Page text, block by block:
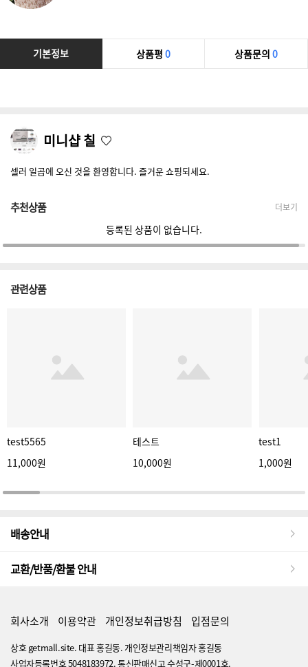
기본정보 상품평 0 상품문의 0
미니샵 칠
셀러 일곱에 오신 것을 환영합니다. 즐거운 쇼핑되세요.
추천상품 더보기
등록된 상품이 없습니다.
관련상품
test5565
11,000원
테스트
10,000원
test1
1,000원
배송안내
교환/반품/환불 안내
회사소개 이용약관 개인정보취급방침 입점문의
상호 getmall.site. 대표 홍길동. 개인정보관리책임자 홍길동
사업자등록번호 5048183972. 통신판매신고 수성구-제0001호.